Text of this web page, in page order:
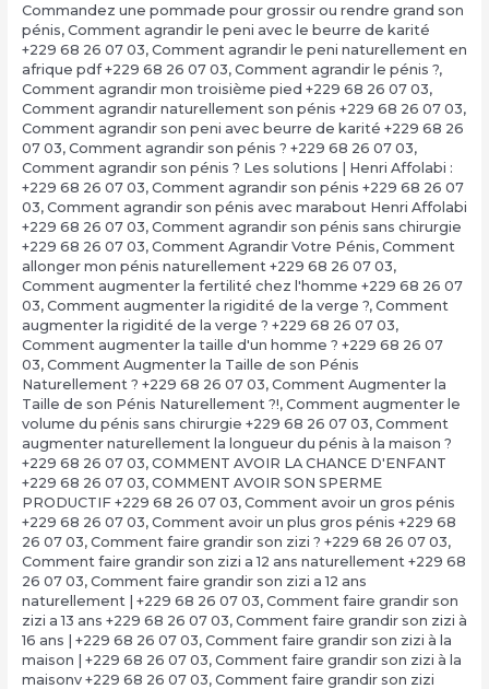
Commandez une pommade pour grossir ou rendre grand son
pénis, Comment agrandir le peni avec le beurre de karité
+229 68 26 07 03, Comment agrandir le peni naturellement en
afrique pdf +229 68 26 07 03, Comment agrandir le pénis ?,
Comment agrandir mon troisième pied +229 68 26 07 03,
Comment agrandir naturellement son pénis +229 68 26 07 03,
Comment agrandir son peni avec beurre de karité +229 68 26
07 03, Comment agrandir son pénis ? +229 68 26 07 03,
Comment agrandir son pénis ? Les solutions | Henri Affolabi :
+229 68 26 07 03, Comment agrandir son pénis +229 68 26 07
03, Comment agrandir son pénis avec marabout Henri Affolabi
+229 68 26 07 03, Comment agrandir son pénis sans chirurgie
+229 68 26 07 03, Comment Agrandir Votre Pénis, Comment
allonger mon pénis naturellement +229 68 26 07 03,
Comment augmenter la fertilité chez l'homme +229 68 26 07
03, Comment augmenter la rigidité de la verge ?, Comment
augmenter la rigidité de la verge ? +229 68 26 07 03,
Comment augmenter la taille d'un homme ? +229 68 26 07
03, Comment Augmenter la Taille de son Pénis
Naturellement ? +229 68 26 07 03, Comment Augmenter la
Taille de son Pénis Naturellement ?!, Comment augmenter le
volume du pénis sans chirurgie +229 68 26 07 03, Comment
augmenter naturellement la longueur du pénis à la maison ?
+229 68 26 07 03, COMMENT AVOIR LA CHANCE D'ENFANT
+229 68 26 07 03, COMMENT AVOIR SON SPERME
PRODUCTIF +229 68 26 07 03, Comment avoir un gros pénis
+229 68 26 07 03, Comment avoir un plus gros pénis +229 68
26 07 03, Comment faire grandir son zizi ? +229 68 26 07 03,
Comment faire grandir son zizi a 12 ans naturellement +229 68
26 07 03, Comment faire grandir son zizi a 12 ans
naturellement | +229 68 26 07 03, Comment faire grandir son
zizi a 13 ans +229 68 26 07 03, Comment faire grandir son zizi à
16 ans | +229 68 26 07 03, Comment faire grandir son zizi à la
maison | +229 68 26 07 03, Comment faire grandir son zizi à la
maisonv +229 68 26 07 03, Comment faire grandir son zizi